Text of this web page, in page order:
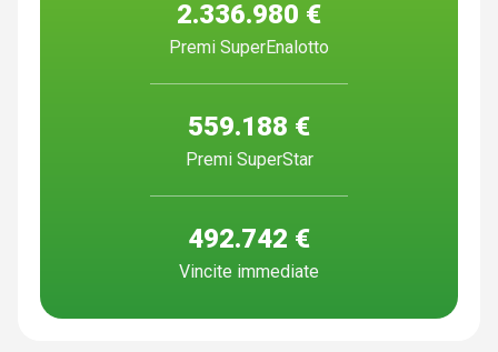
2.336.980 €
Premi SuperEnalotto
559.188 €
Premi SuperStar
492.742 €
Vincite immediate